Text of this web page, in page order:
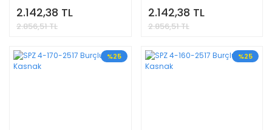
2.142,38 TL
2.856,51 TL
2.142,38 TL
2.856,51 TL
%25 %25